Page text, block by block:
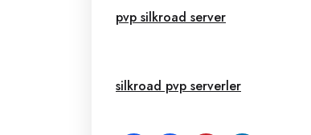
pvp silkroad server
silkroad pvp serverler